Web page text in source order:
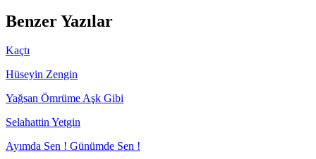
Benzer Yazılar
Kaçtı
Hüseyin Zengin
Yağsan Ömrüme Aşk Gibi
Selahattin Yetgin
Ayımda Sen ! Günümde Sen !